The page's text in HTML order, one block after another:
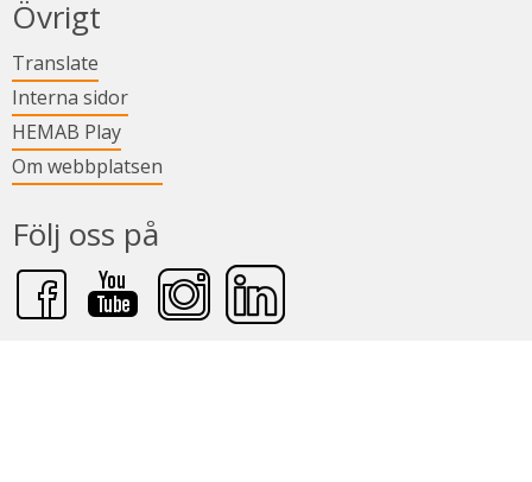
Övrigt
Translate
Interna sidorLänk till annan webbplats.
HEMAB PlayLänk till annan webbplats.
Om webbplatsen
Följ oss på